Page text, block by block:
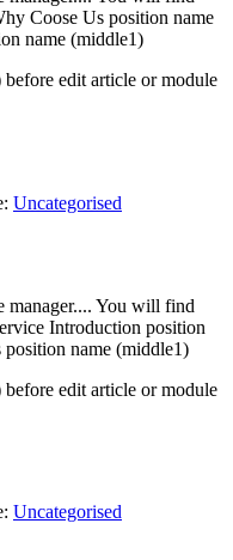
Coose Us position name
name (middle1)
edit article or module
Uncategorised
manager.... You will find
Introduction position
position name (middle1)
edit article or module
Uncategorised